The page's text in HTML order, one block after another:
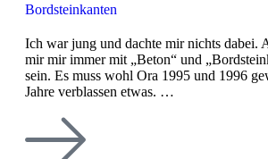
Bordsteinkanten
Ich war jung und dachte mir nichts dabei.
mir mir immer mit „Beton“ und
sein. Es muss wohl Ora 1995 und 1996
Jahre verblassen etwas. …